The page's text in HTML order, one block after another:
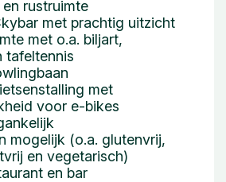
rustruimte
met prachtig uitzicht
met o.a. biljart,
tafeltennis
met
voor e-bikes
mogelijk (o.a. glutenvrij,
en vegetarisch)
en bar